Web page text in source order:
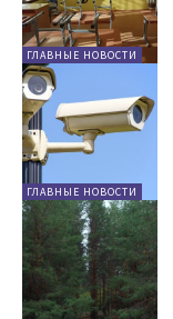
ГЛАВНЫЕ НОВОСТИ
ГЛАВНЫЕ НОВОСТИ